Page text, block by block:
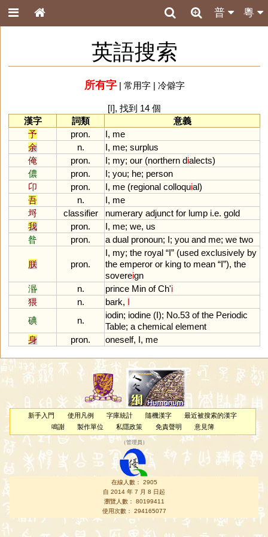
粵
普
英語搜索
所有字| 常用字| 冷僻字
[I], 找到 14 個
漢字
詞類
意義
予
pron. I, me
余
n. I, me; surplus
俺
pron. I; my; our (northern dialects)
儂
pron. I; you; he; person
卬
pron. I, me (regional colloquial)
吾
n. I, me
埒
classifier numerary adjunct for lump i.e. gold
我
pron. I, me; we, us
昝
pron. a dual pronoun; I; you and me; we two
朕 pron.
I, my; the royal “I” (used exclusively by
the emperor or king to mean “I”), the
sovereign
湣
n. prince Min of Ch'i
猥
n. bark, I
碘
n.
iodin; iodine (I); No.53 of the Periodic
Table; a chemical element
身
pron. oneself, I, me
新手入門 使用凡例 字庫統計 隨機漢字
最近被搜索的漢字
鳴謝
製作單位 私隱政策 免責聲明 意見簿
（管理員 ）
在線人數： 2905
自 2014 年 7 月 8 日起
瀏覽人數： 80199411
使用次數： 294165077